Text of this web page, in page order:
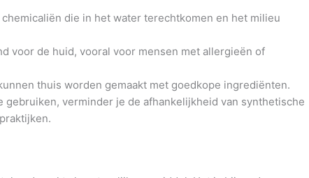
die in het water terechtkomen en het milieu
voor de huid, vooral voor mensen met allergieën of
thuis worden gemaakt met goedkope ingrediënten.
verminder je de afhankelijkheid van synthetische